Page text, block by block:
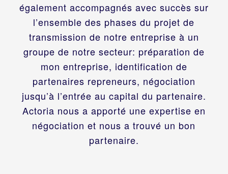
également accompagnés avec succès sur
l’ensemble des phases du projet de
transmission de notre entreprise à un
groupe de notre secteur: préparation de
mon entreprise, identification de
partenaires repreneurs, négociation
jusqu’à l’entrée au capital du partenaire.
Actoria nous a apporté une expertise en
négociation et nous a trouvé un bon
partenaire.